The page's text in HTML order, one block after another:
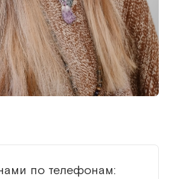
по телефонам: